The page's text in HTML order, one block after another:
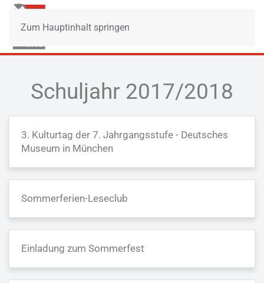
Zum Hauptinhalt springen
Schuljahr 2017/2018
3. Kulturtag der 7. Jahrgangsstufe - Deutsches
Museum in München
Sommerferien-Leseclub
Einladung zum Sommerfest